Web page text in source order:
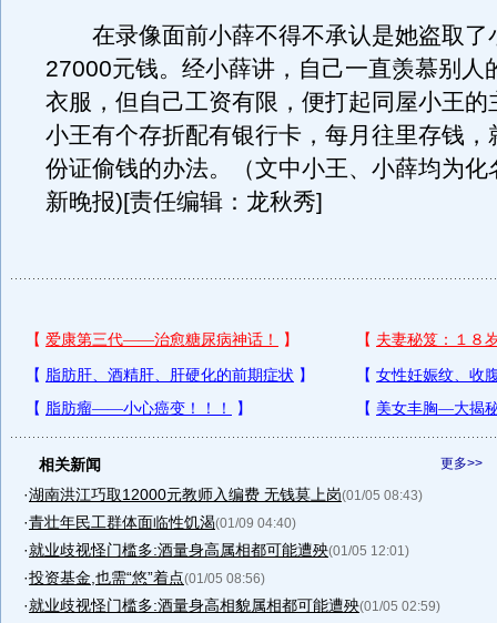
在录像面前小薛不得不承认是她盗取了
27000元钱。经小薛讲，自己一直羡慕别人
衣服，但自己工资有限，便打起同屋小王的
小王有个存折配有银行卡，每月往里存钱，
份证偷钱的办法。（文中小王、小薛均为化
新晚报)[责任编辑：龙秋秀]
更多>>
相关新闻
·湖南洪江巧取12000元教师入编费 无钱莫上岗(01/05 08:43)
·青壮年民工群体面临性饥渴(01/09 04:40)
·就业歧视怪门槛多:酒量身高属相都可能遭殃(01/05 12:01)
·投资基金,也需“悠”着点(01/05 08:56)
·就业歧视怪门槛多:酒量身高相貌属相都可能遭殃(01/05 02:59)